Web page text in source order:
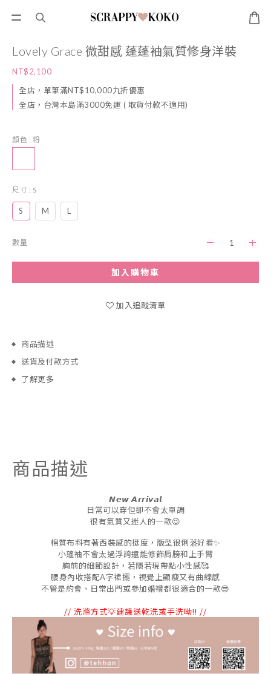
Lovely Grace 微甜感 蓬蓬袖氣質修身洋裝
NT$2,100
全店，單筆滿NT$10,000九折優惠
全店，台灣本島滿3000免運 ( 取貨付款不適用)
顏色 : 粉
尺寸 : S
S M L
數量
加入購物車
加入追蹤清單
商品描述
送貨及付款方式
了解更多
商品描述
𝙉𝙚𝙬 𝘼𝙧𝙧𝙞𝙫𝙖𝙡
日常可以穿但卻不會太單調
很有氣質又迷人的一款😉
棉質布料有著西裝感的挺度，版型很俐落好看✨
小蓬袖不會太過浮誇還能修飾肩膀和上手臂
胸前的細節設計，若隱若現帶點小性感🥰
腰身內收搭配A字裙擺，視覺上顯瘦又有曲線感
不管是約會、日常出門或參加婚禮都很適合的一款😎
// 洗滌方式💡建議送乾洗或手洗呦!! //